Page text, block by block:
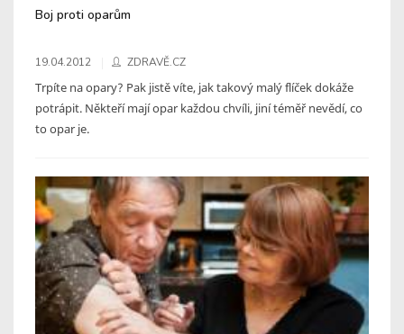
Boj proti oparům
19.04.2012 ZDRAVĚ.CZ
Trpíte na opary? Pak jistě víte, jak takový malý flíček dokáže
potrápit. Někteří mají opar každou chvíli, jiní téměř nevědí, co
to opar je.